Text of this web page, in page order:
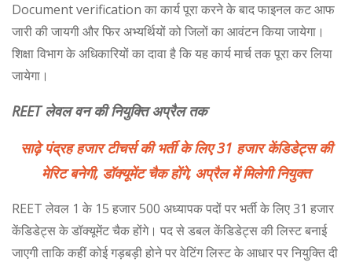
Document verification का कार्य पूरा करने के बाद फाइनल कट आफ
जारी की जायगी और फिर अभ्यर्थियों को जिलों का आवंटन किया जायेगा।
शिक्षा विभाग के अधिकारियों का दावा है कि यह कार्य मार्च तक पूरा कर लिया
जायेगा।
REET लेवल वन की नियुक्ति अप्रैल तक
साढ़े पंद्रह हजार टीचर्स की भर्ती के लिए 31 हजार केंडिडेट्स की
मेरिट बनेगी, डॉक्यूमेंट चैक होंगे, अप्रैल में मिलेगी नियुक्त
REET लेवल 1 के 15 हजार 500 अध्यापक पदों पर भर्ती के लिए 31 हजार
केंडिडेट्स के डॉक्यूमेंट चैक होंगे। पद से डबल केंडिडेट्स की लिस्ट बनाई
जाएगी ताकि कहीं कोई गड़बड़ी होने पर वेटिंग लिस्ट के आधार पर नियुक्ति दी